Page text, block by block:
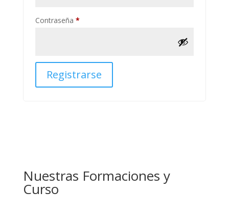
Contraseña *Obligatorio
Registrarse
Nuestras Formaciones y
Curso